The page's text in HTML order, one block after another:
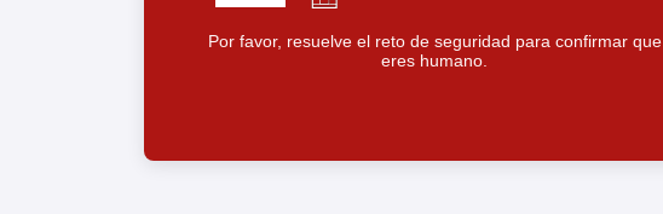
Por favor, resuelve el reto de seguridad para confirmar que
eres humano.